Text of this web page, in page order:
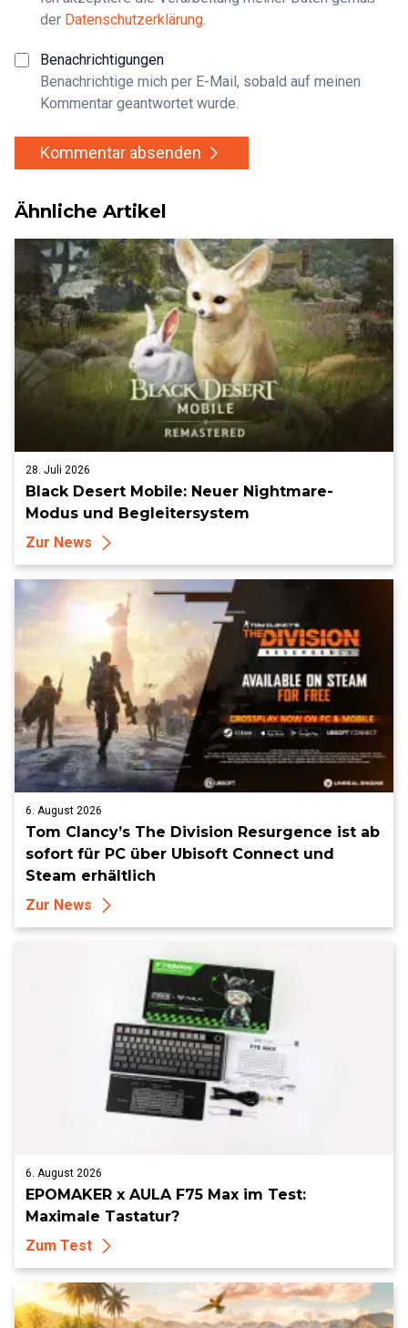
der Datenschutzerklärung.
Benachrichtigungen
Benachrichtige mich per E-Mail, sobald auf meinen
Kommentar geantwortet wurde.
Kommentar absenden
Ähnliche Artikel
28. Juli 2026
Black Desert Mobile: Neuer Nightmare-
Modus und Begleitersystem
Zur News
6. August 2026
Tom Clancy’s The Division Resurgence ist ab
sofort für PC über Ubisoft Connect und
Steam erhältlich
Zur News
6. August 2026
EPOMAKER x AULA F75 Max im Test:
Maximale Tastatur?
Zum Test